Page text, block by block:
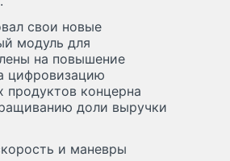
свои новые
модуль для
на повышение
цифровизацию
продуктов концерна
доли выручки
и маневры